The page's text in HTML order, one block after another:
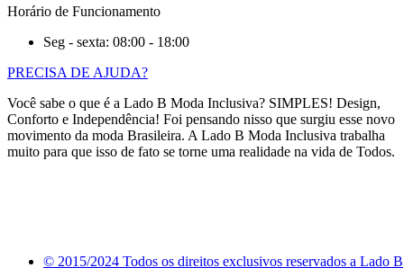
Horário de Funcionamento
Seg - sexta: 08:00 - 18:00
PRECISA DE AJUDA?
Você sabe o que é a Lado B Moda Inclusiva? SIMPLES! Design,
Conforto e Independência! Foi pensando nisso que surgiu esse novo
movimento da moda Brasileira. A Lado B Moda Inclusiva trabalha
muito para que isso de fato se torne uma realidade na vida de Todos.
© 2015/2024 Todos os direitos exclusivos reservados a Lado B